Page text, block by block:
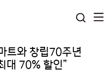
트와 창립70주년
대 70% 할인”